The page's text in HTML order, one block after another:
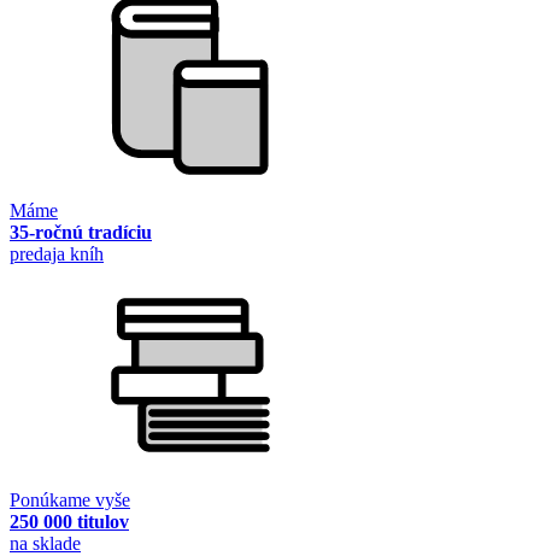
Máme
35-ročnú tradíciu
predaja kníh
Ponúkame vyše
250 000 titulov
na sklade